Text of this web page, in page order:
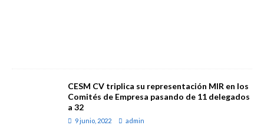
CESM CV triplica su representación MIR en los
Comités de Empresa pasando de 11 delegados
a 32
9 junio, 2022 admin